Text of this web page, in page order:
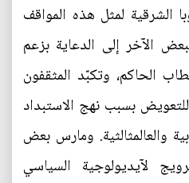
الشرقية لمثل هذه المواقف
الآخر إلى الدعاية بزعم
الحاكم، وتكبّد المثقفون
بسبب نهج الاستبداد
والعالمثالثية. ومارس بعض
لآيديولوجية السياسي